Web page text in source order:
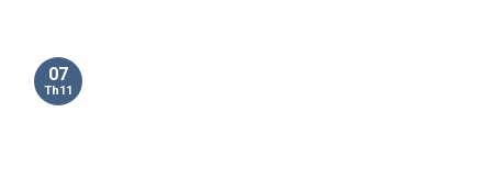
07
Th11